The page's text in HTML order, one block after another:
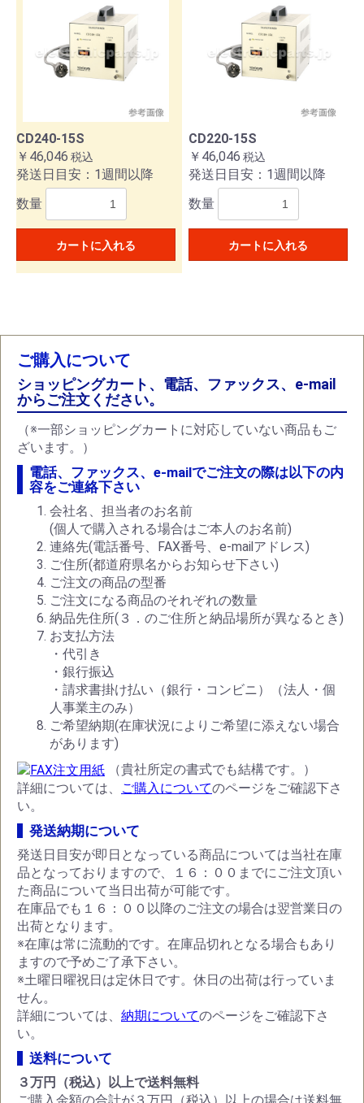
CD240-15S
￥46,046 税込
発送日目安：1週間以降
数量
カートに入れる
CD220-15S
￥46,046 税込
発送日目安：1週間以降
数量
カートに入れる
カートへ進む
ご購入について
ショッピングカート、電話、ファックス、e-mail
からご注文ください。
（※一部ショッピングカートに対応していない商品もご
ざいます。）
電話、ファックス、e-mailでご注文の際は以下の内
容をご連絡下さい
会社名、担当者のお名前
(個人で購入される場合はご本人のお名前)
連絡先(電話番号、FAX番号、e-mailアドレス)
ご住所(都道府県名からお知らせ下さい)
ご注文の商品の型番
ご注文になる商品のそれぞれの数量
納品先住所(３．のご住所と納品場所が異なるとき)
お支払方法
・代引き
・銀行振込
・請求書掛け払い（銀行・コンビニ）（法人・個
人事業主のみ）
ご希望納期(在庫状況によりご希望に添えない場合
があります)
（貴社所定の書式でも結構です。）
詳細については、
ご購入についてのページをご確認下さ
い。
発送納期について
発送日目安が即日となっている商品については当社在庫
品となっておりますので、１６：００までにご注文頂い
た商品について当日出荷が可能です。
在庫品でも１６：００以降のご注文の場合は翌営業日の
出荷となります。
※在庫は常に流動的です。在庫品切れとなる場合もあり
ますので予めご了承下さい。
※土曜日曜祝日は定休日です。休日の出荷は行っていま
せん。
詳細については、 納期についてのページをご確認下さ
い。
送料について
３万円（税込）以上で送料無料